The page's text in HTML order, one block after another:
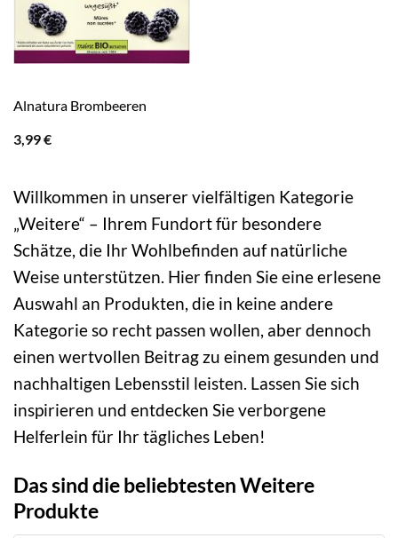
Alnatura Brombeeren
3,99€
Willkommen in unserer vielfältigen Kategorie
„Weitere“ – Ihrem Fundort für besondere
Schätze, die Ihr Wohlbefinden auf natürliche
Weise unterstützen. Hier finden Sie eine erlesene
Auswahl an Produkten, die in keine andere
Kategorie so recht passen wollen, aber dennoch
einen wertvollen Beitrag zu einem gesunden und
nachhaltigen Lebensstil leisten. Lassen Sie sich
inspirieren und entdecken Sie verborgene
Helferlein für Ihr tägliches Leben!
Das sind die beliebtesten Weitere
Produkte